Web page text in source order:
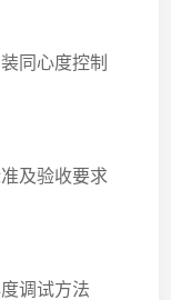
同心度控制
及验收要求
调试方法